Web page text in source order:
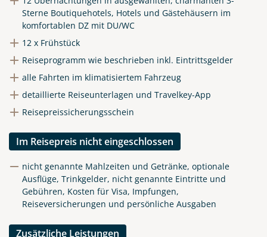
Sterne Boutiquehotels, Hotels und Gästehäusern im
komfortablen DZ mit DU/WC
12 x Frühstück
Reiseprogramm wie beschrieben inkl. Eintrittsgelder
alle Fahrten im klimatisiertem Fahrzeug
detaillierte Reiseunterlagen und Travelkey-App
Reisepreissicherungsschein
Im Reisepreis nicht eingeschlossen
nicht genannte Mahlzeiten und Getränke, optionale
Ausflüge, Trinkgelder, nicht genannte Eintritte und
Gebühren, Kosten für Visa, Impfungen,
Reiseversicherungen und persönliche Ausgaben
Zusätzliche Leistungen